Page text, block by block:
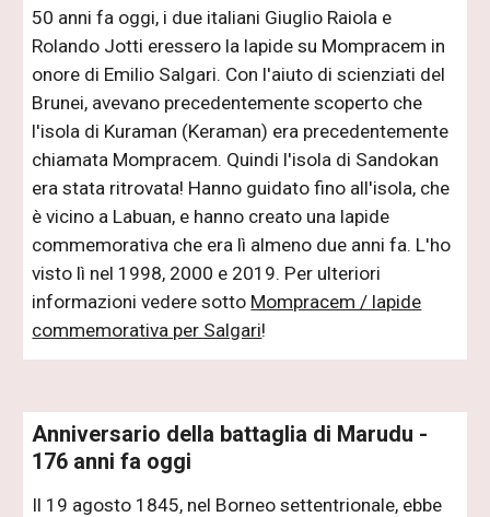
50 anni fa oggi, i due italiani Giuglio Raiola e
Rolando Jotti eressero la lapide su Mompracem in
onore di Emilio Salgari. Con l'aiuto di scienziati del
Brunei, avevano precedentemente scoperto che
l'isola di Kuraman (Keraman) era precedentemente
chiamata Mompracem. Quindi l'isola di Sandokan
era stata ritrovata! Hanno guidato fino all'isola, che
è vicino a Labuan, e hanno creato una lapide
commemorativa che era lì almeno due anni fa. L'ho
visto lì nel 1998, 2000 e 2019. Per ulteriori
informazioni vedere sotto Mompracem / lapide
commemorativa per Salgari!
Anniversario della battaglia di Marudu -
176 anni fa oggi
Il 19 agosto 1845, nel Borneo settentrionale, ebbe